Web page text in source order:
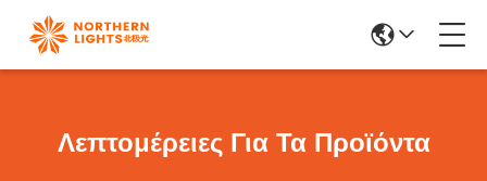
Λεπτομέρειες Για Τα Προϊόντα